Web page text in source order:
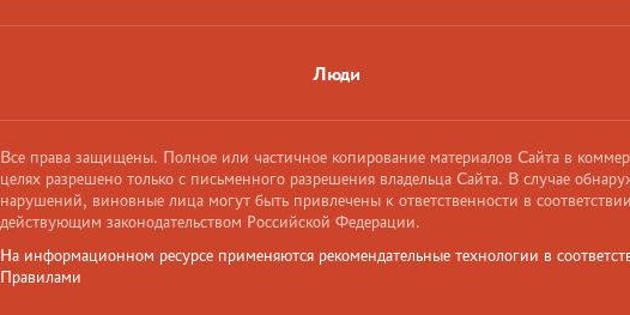
Люди
Все права защищены. Полное или частичное копирование материалов Сайта в
целях разрешено только с письменного разрешения владельца Сайта. В случае
нарушений, виновные лица могут быть привлечены к ответственности в
действующим законодательством Российской Федерации.
На информационном ресурсе применяются рекомендательные технологии в
Правилами